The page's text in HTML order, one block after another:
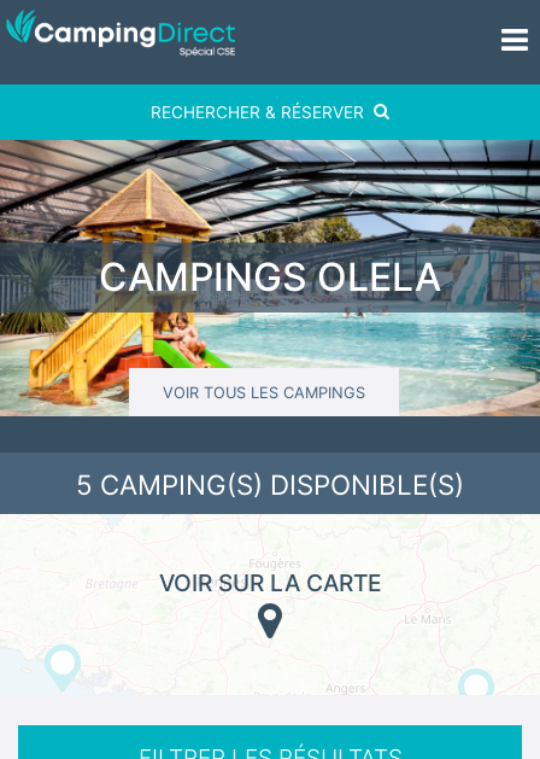
RECHERCHER & RÉSERVER
VOIR TOUS LES CAMPINGS
CAMPINGS OLELA
5 CAMPING(S) DISPONIBLE(S)
VOIR SUR LA CARTE